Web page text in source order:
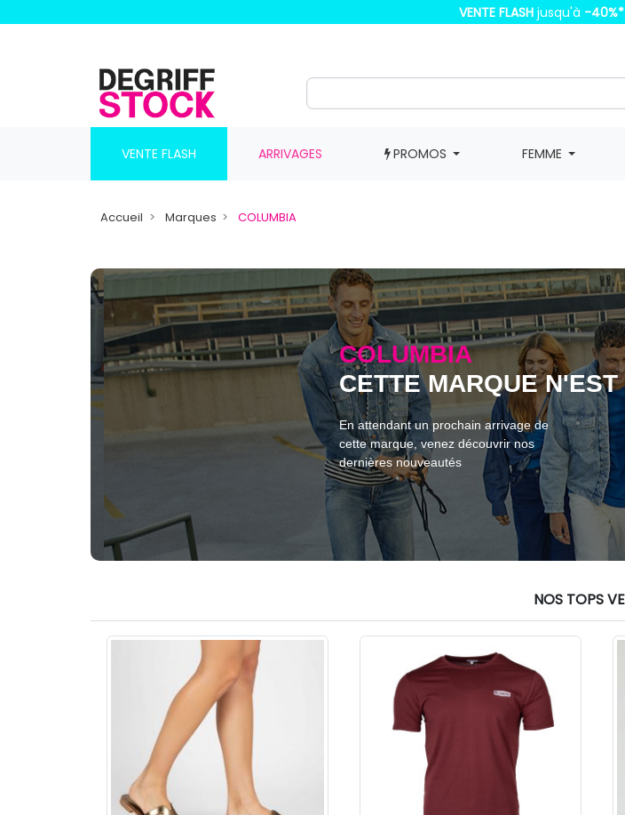
VENTE FLASH jusqu'à -40%*
VENTE FLASH ARRIVAGES PROMOS FEMME
Accueil Marques COLUMBIA
COLUMBIA
CETTE MARQUE
En attendant un prochain arrivage de
cette marque, venez découvrir nos
dernières nouveautés
NOS TOPS